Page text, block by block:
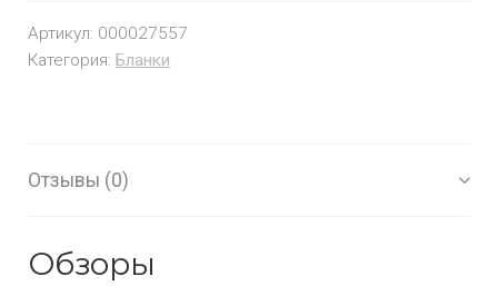
Артикул: 000027557
Категория: Бланки
Отзывы (0)
Обзоры